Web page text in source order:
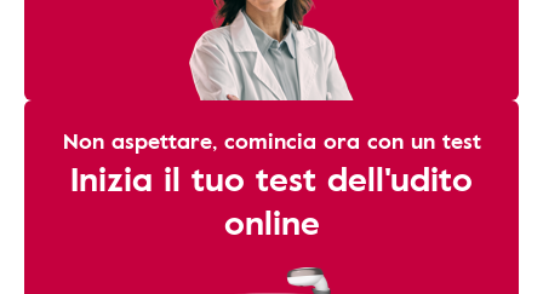
Non aspettare, comincia ora con un test
Inizia il tuo test dell'udito
online